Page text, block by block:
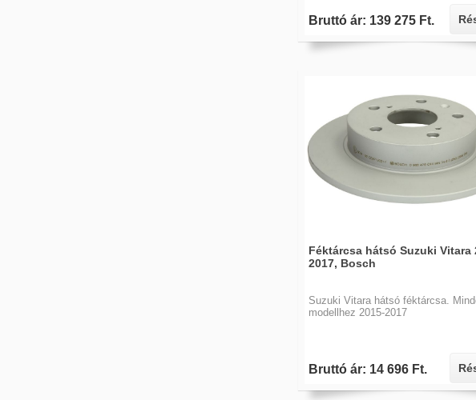
Bruttó ár: 139 275 Ft.
Féktárcsa hátsó Suzuki Vitara
2017, Bosch
Suzuki Vitara hátsó féktárcsa.
modellhez 2015-2017
Bruttó ár: 14 696 Ft.